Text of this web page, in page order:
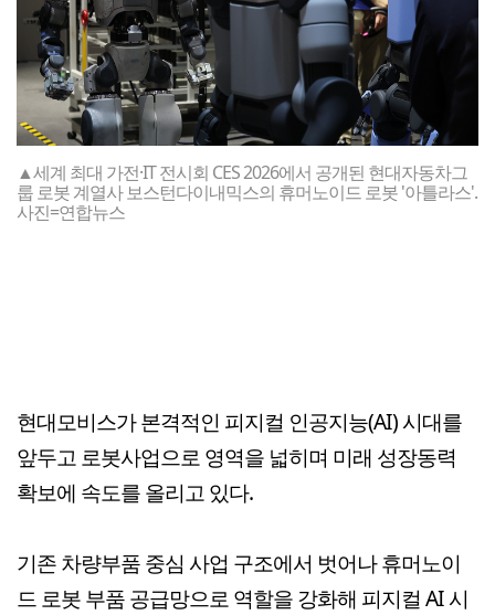
▲세계 최대 가전·IT 전시회 CES 2026에서 공개된 현대자동차그
룹 로봇 계열사 보스턴다이내믹스의 휴머노이드 로봇 '아틀라스'.
사진=연합뉴스
현대모비스가 본격적인 피지컬 인공지능(AI) 시대를
앞두고 로봇사업으로 영역을 넓히며 미래 성장동력
확보에 속도를 올리고 있다.
기존 차량부품 중심 사업 구조에서 벗어나 휴머노이
드 로봇 부품 공급망으로 역할을 강화해 피지컬 AI 시